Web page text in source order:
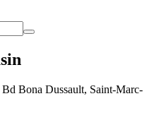
Bona Dussault, Saint-Marc-